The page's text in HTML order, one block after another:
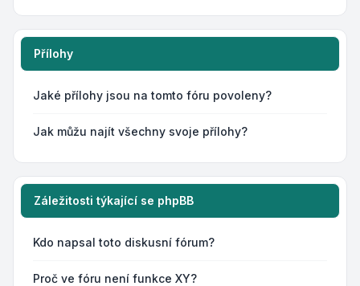
Přílohy
Jaké přílohy jsou na tomto fóru povoleny?
Jak můžu najít všechny svoje přílohy?
Záležitosti týkající se phpBB
Kdo napsal toto diskusní fórum?
Proč ve fóru není funkce XY?